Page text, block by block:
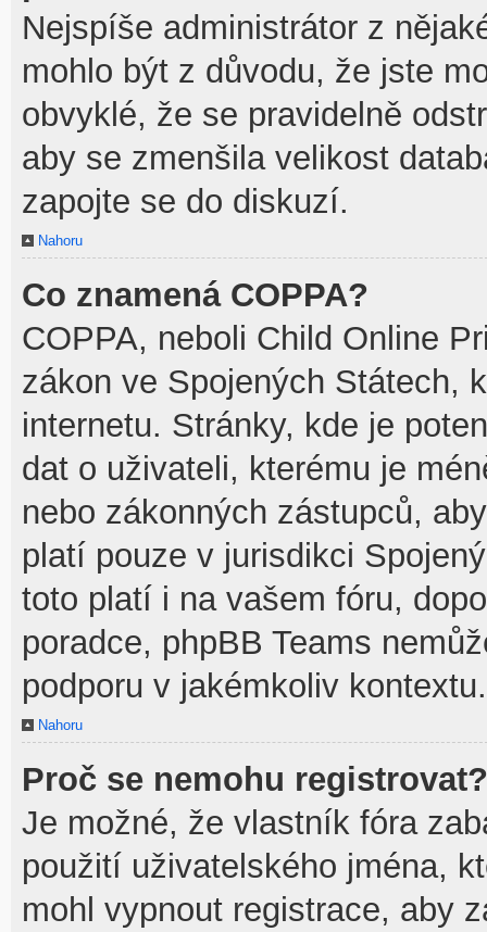
Nejspíše administrátor z
mohlo být z důvodu, že jste
obvyklé, že se pravidelně
aby se zmenšila velikost
zapojte se do diskuzí.
Nahoru
Co znamená COPPA?
COPPA, neboli Child Online
zákon ve Spojených Státech,
internetu. Stránky, kde je
dat o uživateli, kterému je
nebo zákonných zástupců,
platí pouze v jurisdikci
toto platí i na vašem fóru,
poradce, phpBB Teams
podporu v jakémkoliv kontextu.
Nahoru
Proč se nemohu registrovat?
Je možné, že vlastník fóra
použití uživatelského jména,
mohl vypnout registrace, aby